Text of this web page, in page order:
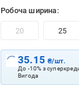
Робоча ширина:
20 25
35.15₴/шт.
До -10% з
Вигода